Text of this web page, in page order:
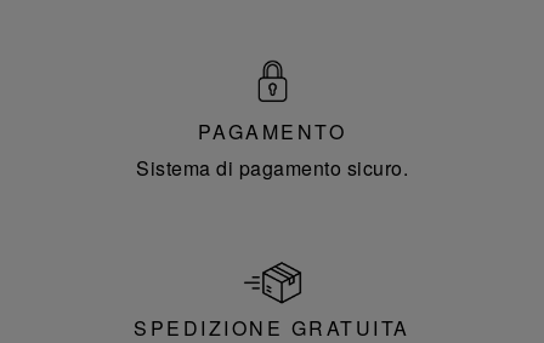
PAGAMENTO
Sistema di pagamento sicuro.
SPEDIZIONE GRATUITA